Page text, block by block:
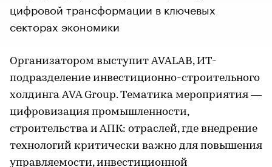
цифровой трансформации в ключевых
секторах экономики
Организатором выступит AVALAB, ИТ-
подразделение инвестиционно-строительного
холдинга AVA Group. Тематика мероприятия —
цифровизация промышленности,
строительства и АПК: отраслей, где внедрение
технологий критически важно для повышения
управляемости, инвестиционной